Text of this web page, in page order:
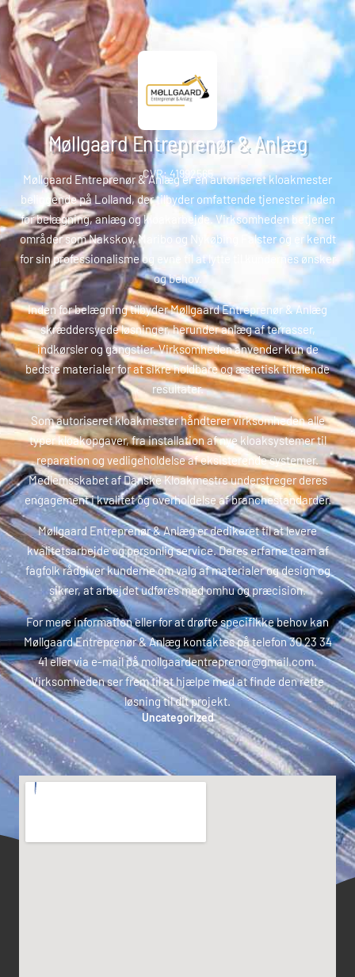
Møllgaard Entreprenør & Anlæg
CVR: 41992565
Møllgaard Entreprenør & Anlæg er en autoriseret kloakmester
beliggende på Lolland, der tilbyder omfattende tjenester inden
for belægning, anlæg og kloakarbejde. Virksomheden betjener
områder som Nakskov, Maribo og Nykøbing Falster og er kendt
for sin professionalisme og evne til at lytte til kundernes ønsker
og behov.
Inden for belægning tilbyder Møllgaard Entreprenør & Anlæg
skræddersyede løsninger, herunder anlæg af terrasser,
indkørsler og gangstier. Virksomheden anvender kun de
bedste materialer for at sikre holdbare og æstetisk tiltalende
resultater.
Som autoriseret kloakmester håndterer virksomheden alle
typer kloakopgaver, fra installation af nye kloaksystemer til
reparation og vedligeholdelse af eksisterende systemer.
Medlemsskabet af Danske Kloakmestre understreger deres
engagement i kvalitet og overholdelse af branchestandarder.
Møllgaard Entreprenør & Anlæg er dedikeret til at levere
kvalitetsarbejde og personlig service. Deres erfarne team af
fagfolk rådgiver kunderne om valg af materialer og design og
sikrer, at arbejdet udføres med omhu og præcision.
For mere information eller for at drøfte specifikke behov kan
Møllgaard Entreprenør & Anlæg kontaktes på telefon 30 23 34
41 eller via e-mail på mollgaardentreprenor@gmail.com.
Virksomheden ser frem til at hjælpe med at finde den rette
løsning til dit projekt.
Uncategorized